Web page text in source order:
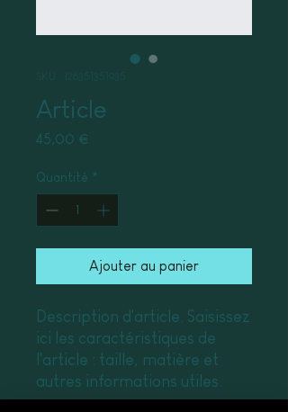
Article
45,00 €
Quantité *
Ajouter au panier
Description d'article. Saisissez
ici les caractéristiques de
l'article : taille, matière et
autres informations utiles.